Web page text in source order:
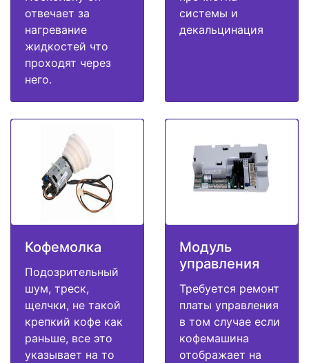
отвечает за
нагревание
жидкостей что
проходят через
него.
системы и
декальцинация
Кофемолка
Подозрительный
шум, треск,
щелчки, не такой
крепкий кофе как
раньше, все это
указывает на то
Модуль
управления
Требуется ремонт
платы управления
в том случае если
кофемашина
отображает на